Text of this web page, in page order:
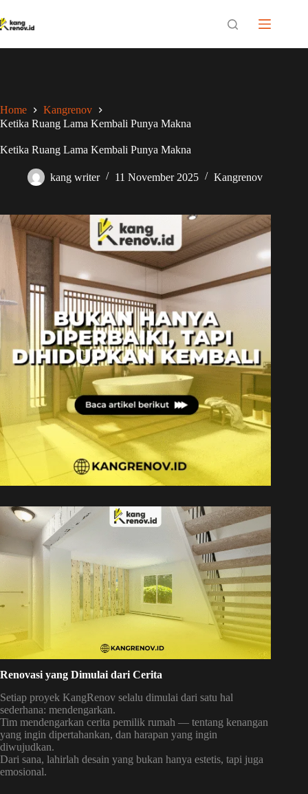
to
content
Home
Kangrenov
Ketika Ruang Lama Kembali Punya Makna
Ketika Ruang Lama Kembali Punya Makna
kang writer 11 November 2025 Kangrenov
Renovasi yang Dimulai dari Cerita
Setiap proyek KangRenov selalu dimulai dari satu hal
sederhana: mendengarkan.
Tim mendengarkan cerita pemilik rumah — tentang kenangan
yang ingin dipertahankan, dan harapan yang ingin
diwujudkan.
Dari sana, lahirlah desain yang bukan hanya estetis, tapi juga
emosional.